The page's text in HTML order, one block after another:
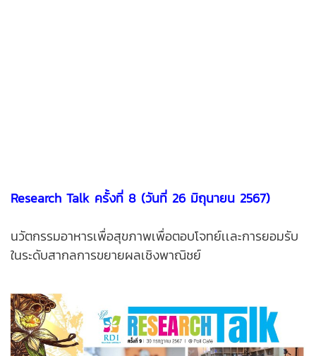
Research Talk ครั้งที่ 8 (วันที่ 26 มิถุนายน 2567)
นวัตกรรมอาหารเพื่อสุขภาพเพื่อตอบโจทย์เเละการยอมรับ
ในระดับสากลการขยายผลเชิงพาณิชย์